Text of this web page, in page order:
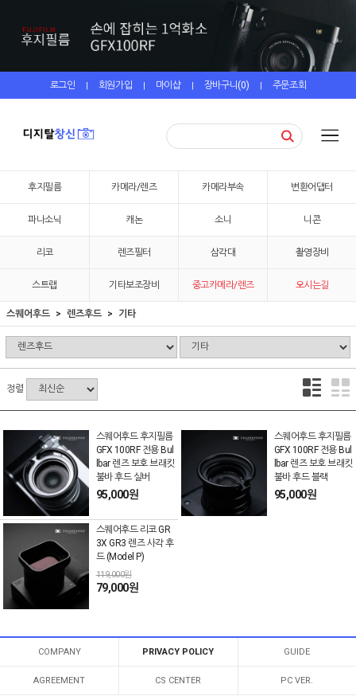
로그인 | 회원가입 | 마이샵 | 장바구니(0) | 주문조회
후지필름 카메라/렌즈 카메라부속 변환어댑터
파나소닉 캐논 소니 니콘
리코 렌즈필터 삼각대 촬영장비
스트랩 기타보조장비 중고카메라/렌즈 오시는길
스퀘어후드 렌즈후드 기타
정렬
스퀘어후드 후지필름
GFX 100RF 전용 Bul
lbar 렌즈 보호 브래킷
불바 후드 실버
95,000원
스퀘어후드 후지필름
GFX 100RF 전용 Bul
lbar 렌즈 보호 브래킷
불바 후드 블랙
95,000원
스퀘어후드 리코 GR
3X GR3 렌즈 사각 후
드 (Model P)
119,000원
79,000원
COMPANY PRIVACY POLICY GUIDE
AGREEMENT CS CENTER PC VER.